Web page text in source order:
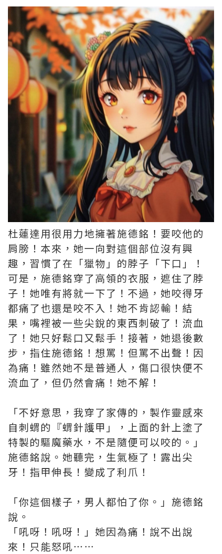
杜蓮達用很用力地擁著施德銘！要咬他的
肩膀！本來，她一向對這個部位沒有興
趣，習慣了在「獵物」的脖子「下口」！
可是，施德銘穿了高領的衣服，遮住了脖
子！她唯有將就一下了！不過，她咬得牙
都痛了也還是咬不入！她不肯認輸！結
果，嘴裡被一些尖銳的東西刺破了！流血
了！她只好鬆口又鬆手！接著，她退後數
步，指住施德銘！想罵！但罵不出聲！因
為痛！雖然她不是普通人，傷口很快便不
流血了，但仍然會痛！她不解！
「不好意思，我穿了家傳的，製作靈感來
自刺蝟的『蝟針護甲」，上面的針上塗了
特製的驅魔藥水，不是隨便可以咬的。」
施德銘說。她聽完，生氣極了！露出尖
牙！指甲伸長！變成了利爪！
「你這個樣子，男人都怕了你。」施德銘
說。
「吼呀！吼呀！」她因為痛！說不出說
來！只能怒吼⋯⋯